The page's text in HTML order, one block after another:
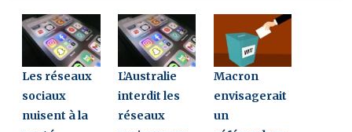
Les réseaux
sociaux
nuisent à la
L’Australie
interdit les
réseaux
Macron
envisagerait
un